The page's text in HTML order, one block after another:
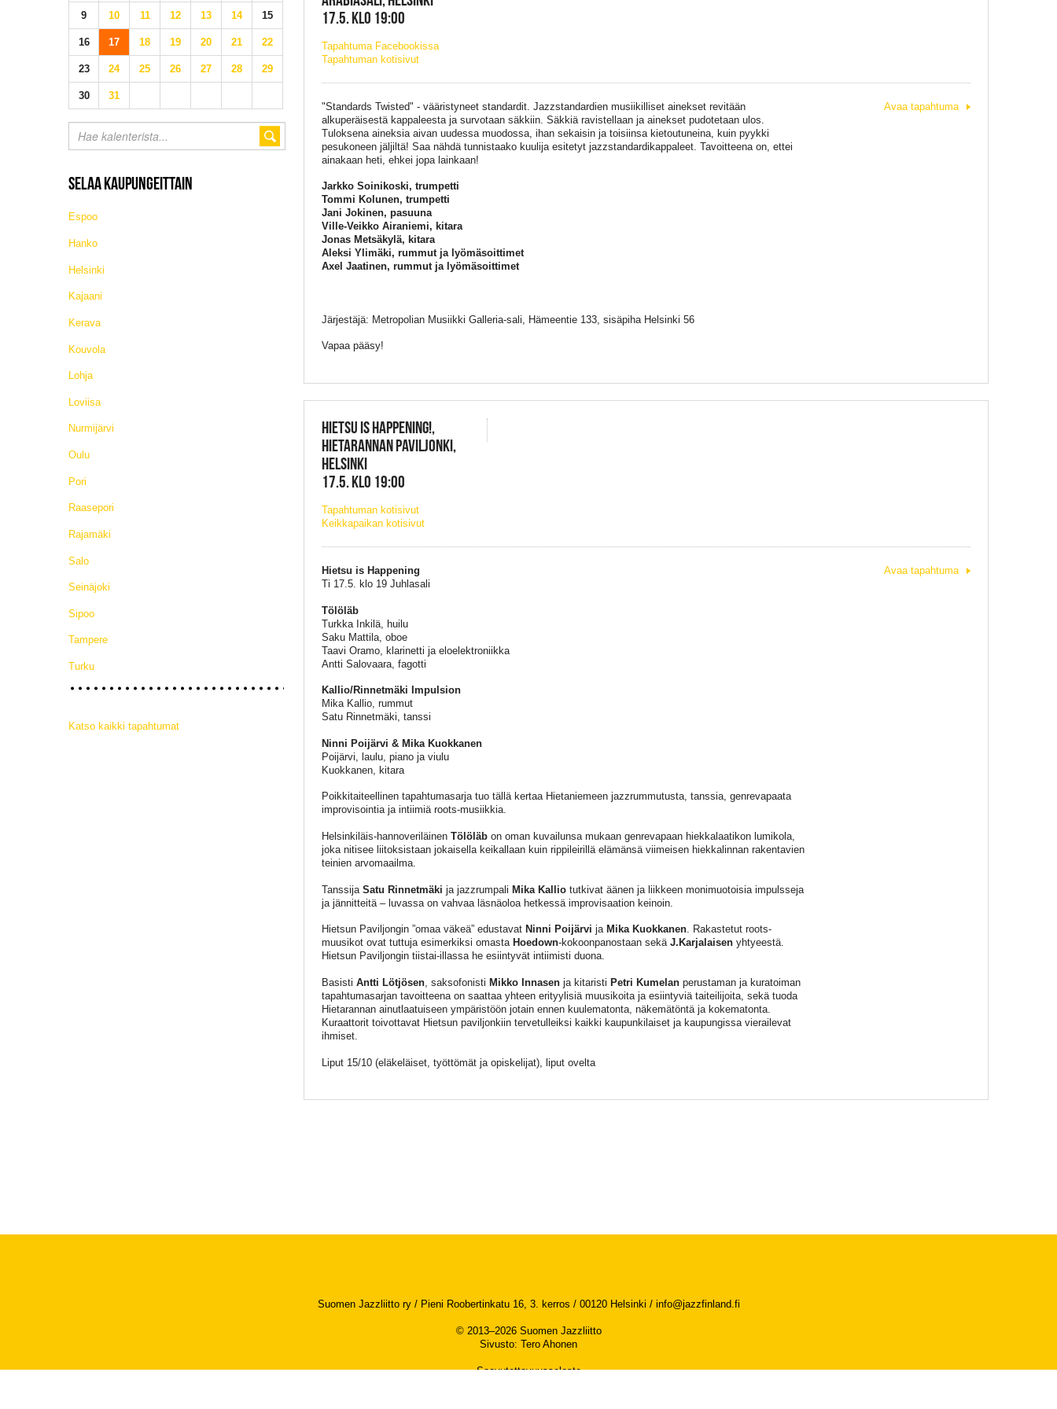
9 10 11 12 13 14 15
16 17 18 19 20 21 22
23 24 25 26 27 28 29
30 31
SELAA KAUPUNGEITTAIN
Espoo
Hanko
Helsinki
Kajaani
Kerava
Kouvola
Lohja
Loviisa
Nurmijärvi
Oulu
Pori
Raasepori
Rajamäki
Salo
Seinäjoki
Sipoo
Tampere
Turku
Katso kaikki tapahtumat
17.5. KLO 19:00
Tapahtuma Facebookissa
Tapahtuman kotisivut
"Standards Twisted" - vääristyneet standardit. Jazzstandardien musiikilliset ainekset revitään
alkuperäisestä kappaleesta ja survotaan säkkiin. Säkkiä ravistellaan ja ainekset pudotetaan ulos.
Tuloksena aineksia aivan uudessa muodossa, ihan sekaisin ja toisiinsa kietoutuneina, kuin pyykki
pesukoneen jäljiltä! Saa nähdä tunnistaako kuulija esitetyt jazzstandardikappaleet. Tavoitteena on, ettei
ainakaan heti, ehkei jopa lainkaan!
Jarkko Soinikoski, trumpetti
Tommi Kolunen, trumpetti
Jani Jokinen, pasuuna
Ville-Veikko Airaniemi, kitara
Jonas Metsäkylä, kitara
Aleksi Ylimäki, rummut ja lyömäsoittimet
Axel Jaatinen, rummut ja lyömäsoittimet
Järjestäjä: Metropolian Musiikki Galleria-sali, Hämeentie 133, sisäpiha Helsinki 56
Vapaa pääsy!
Avaa tapahtuma
HIETSU IS HAPPENING!,
HIETARANNAN PAVILJONKI,
HELSINKI
17.5. KLO 19:00
Tapahtuman kotisivut
Keikkapaikan kotisivut
Hietsu is Happening
Ti 17.5. klo 19 Juhlasali
Tölöläb
Turkka Inkilä, huilu
Saku Mattila, oboe
Taavi Oramo, klarinetti ja eloelektroniikka
Antti Salovaara, fagotti
Kallio/Rinnetmäki Impulsion
Mika Kallio, rummut
Satu Rinnetmäki, tanssi
Ninni Poijärvi & Mika Kuokkanen
Poijärvi, laulu, piano ja viulu
Kuokkanen, kitara
Poikkitaiteellinen tapahtumasarja tuo tällä kertaa Hietaniemeen jazzrummutusta, tanssia, genrevapaata
improvisointia ja intiimiä roots-musiikkia.
Helsinkiläis-hannoveriläinen Tölöläbon oman kuvailunsa mukaan genrevapaan hiekkalaatikon lumikola,
joka nitisee liitoksistaan jokaisella keikallaan kuin rippileirillä elämänsä viimeisen hiekkalinnan rakentavien
teinien arvomaailma.
Tanssija Satu Rinnetmäki ja jazzrumpali Mika Kalliotutkivat äänen ja liikkeen monimuotoisia impulsseja
ja jännitteitä – luvassa on vahvaa läsnäoloa hetkessä improvisaation keinoin.
Hietsun Paviljongin ”omaa väkeä” edustavat Ninni Poijärvi jaMika Kuokkanen. Rakastetut roots-
muusikot ovat tuttuja esimerkiksi omasta Hoedown-kokoonpanostaan sekä J.Karjalaisenyhtyeestä.
Hietsun Paviljongin tiistai-illassa he esiintyvät intiimisti duona.
Basisti Antti Lötjösen, saksofonisti Mikko Innasenja kitaristi Petri Kumelanperustaman ja kuratoiman
tapahtumasarjan tavoitteena on saattaa yhteen erityylisiä muusikoita ja esiintyviä taiteilijoita, sekä tuoda
Hietarannan ainutlaatuiseen ympäristöön jotain ennen kuulematonta, näkemätöntä ja kokematonta.
Kuraattorit toivottavat Hietsun paviljonkiin tervetulleiksi kaikki kaupunkilaiset ja kaupungissa vierailevat
ihmiset.
Liput 15/10 (eläkeläiset, työttömät ja opiskelijat), liput ovelta
Avaa tapahtuma
Suomen Jazzliitto ry / Pieni Roobertinkatu 16, 3. kerros / 00120 Helsinki / info@jazzfinland.fi
© 2013–2026 Suomen Jazzliitto
Sivusto: Tero Ahonen
Saavutettavuusseloste